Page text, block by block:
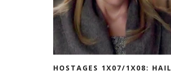
HOSTAGES 1X07/1X08: HAIL